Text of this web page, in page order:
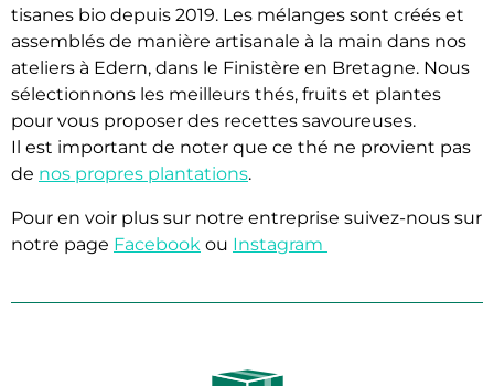
tisanes bio depuis 2019. Les mélanges sont créés et
assemblés de manière artisanale à la main dans nos
ateliers à Edern, dans le Finistère en Bretagne. Nous
sélectionnons les meilleurs thés, fruits et plantes
pour vous proposer des recettes savoureuses.
Il est important de noter que ce thé ne provient pas
de nos propres plantations.
Pour en voir plus sur notre entreprise suivez-nous sur
notre page Facebook ou Instagram